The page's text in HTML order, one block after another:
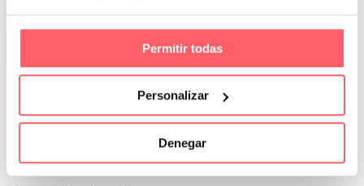
Permitir todas
Personalizar
Denegar
El textil más adecuado para unos estores es una mezcla de lino
Leer Más